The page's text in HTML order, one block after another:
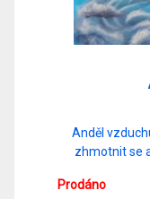
Anděl
zhmotnit se
Prodáno